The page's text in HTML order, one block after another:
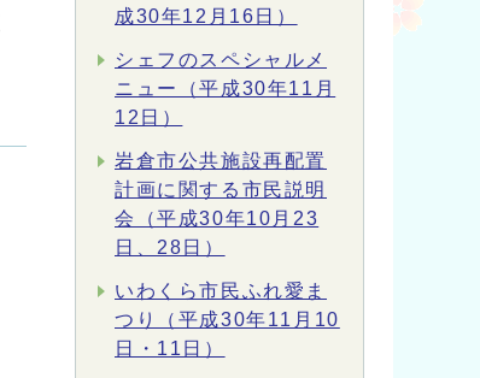
成30年12月16日）
シェフのスペシャルメ
ニュー（平成30年11月
12日）
岩倉市公共施設再配置
計画に関する市民説明
会（平成30年10月23
日、28日）
いわくら市民ふれ愛ま
つり（平成30年11月10
日・11日）